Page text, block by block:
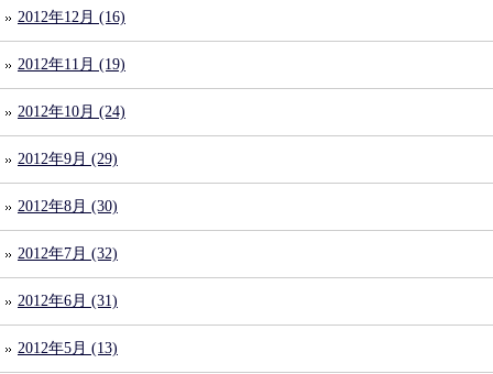
2012年12月 (16)
2012年11月 (19)
2012年10月 (24)
2012年9月 (29)
2012年8月 (30)
2012年7月 (32)
2012年6月 (31)
2012年5月 (13)